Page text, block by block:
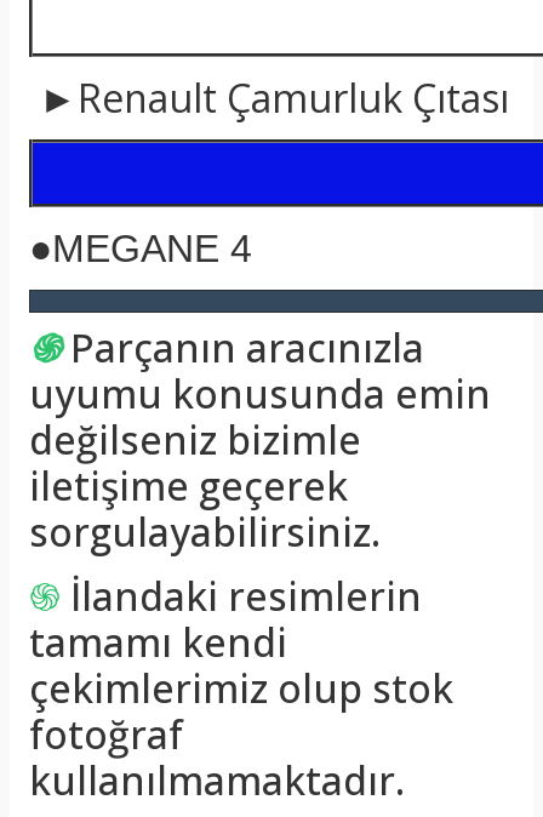
►Renault Çamurluk Çıtası
●MEGANE 4
֍ Parçanın aracınızla
uyumu konusunda emin
değilseniz bizimle
iletişime geçerek
sorgulayabilirsiniz.
֍ İlandaki resimlerin
tamamı kendi
çekimlerimiz olup stok
fotoğraf
kullanılmamaktadır.